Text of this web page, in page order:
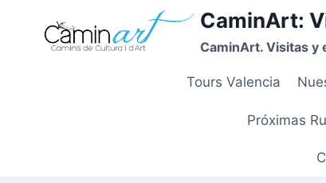
CaminArt:
CaminArt. Visitas y
Tours Valencia
Próximas